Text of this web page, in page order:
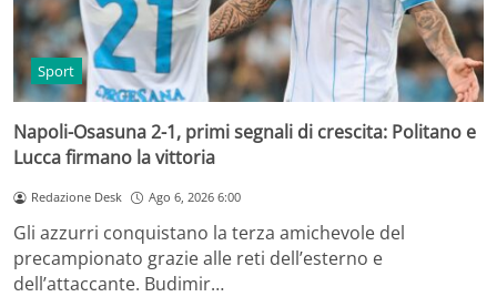
Sport
Napoli-Osasuna 2-1, primi segnali di crescita: Politano e
Lucca firmano la vittoria
Redazione Desk Ago 6, 2026 6:00
Gli azzurri conquistano la terza amichevole del
precampionato grazie alle reti dell’esterno e
dell’attaccante. Budimir…